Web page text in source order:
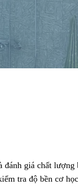
giá chất lượng
tra độ bền cơ